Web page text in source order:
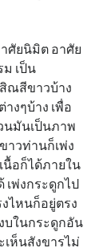
ศัยนิมิต อาศัย
เป็น
สิณสีขาวบ้าง
งๆบ้าง เพื่อ
นมันเป็นภาพ
าวท่านก็เพ่ง
นื้อก็ได้ภายใน
เพ่งกระดูกไป
ไหนก็อยู่ตรง
บในกระดูกอัน
ห็นสังขารไม่